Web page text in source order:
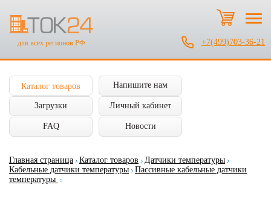
для всех регионов РФ +7(499)703-36-21
Каталог товаров Напишите нам
Загрузки Личный кабинет
FAQ Новости
Главная страница Каталог товаров
Датчики температуры
Кабельные датчики температуры
Пассивные кабельные датчики
температуры